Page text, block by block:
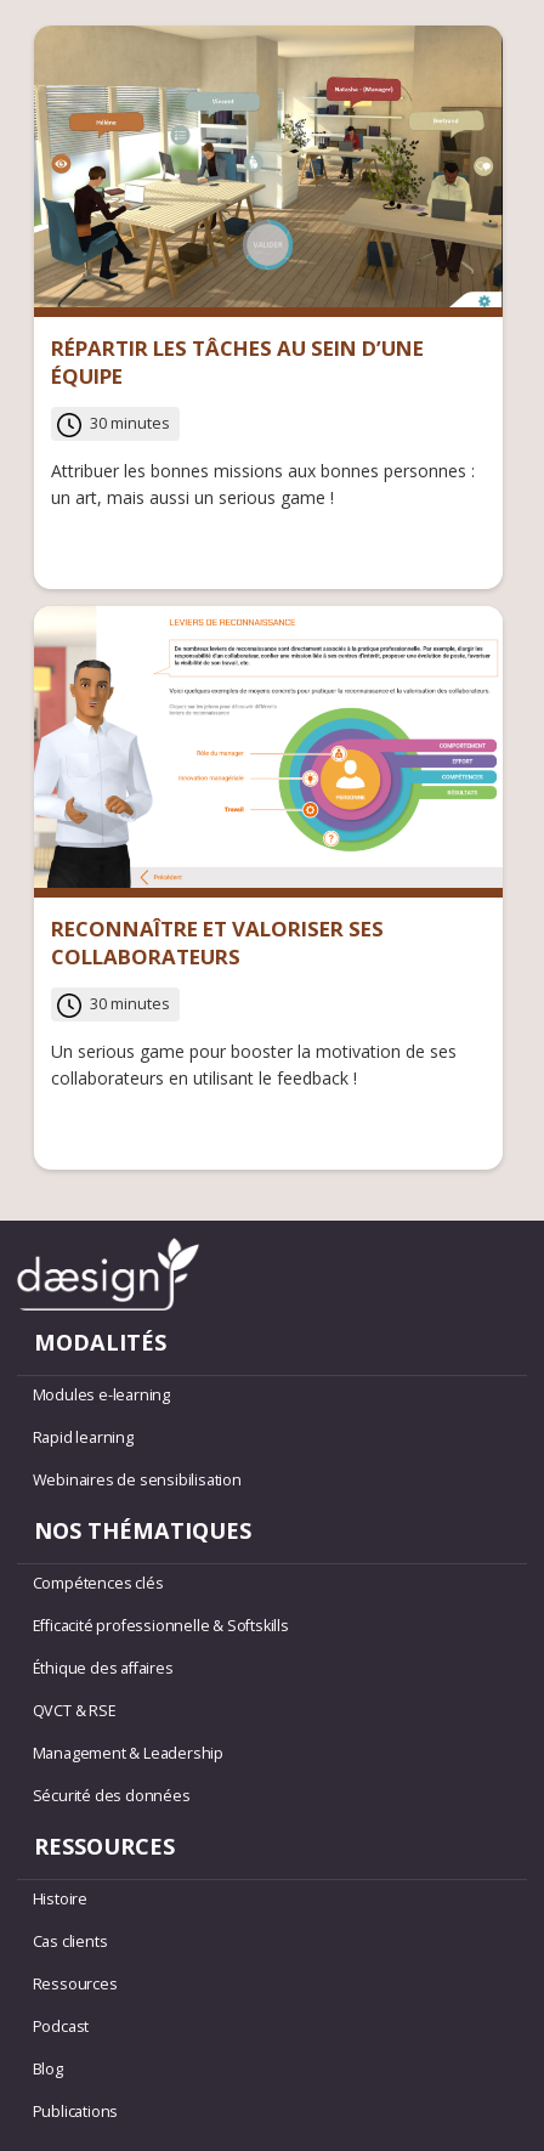
RÉPARTIR LES TÂCHES AU SEIN D’UNE
ÉQUIPE
30 minutes
Attribuer les bonnes missions aux bonnes personnes :
un art, mais aussi un serious game !
RECONNAÎTRE ET VALORISER SES
COLLABORATEURS
30 minutes
Un serious game pour booster la motivation de ses
collaborateurs en utilisant le feedback !
MODALITÉS
Modules e-learning
Rapid learning
Webinaires de sensibilisation
NOS THÉMATIQUES
Compétences clés
Efficacité professionnelle & Softskills
Éthique des affaires
QVCT & RSE
Management & Leadership
Sécurité des données
RESSOURCES
Histoire
Cas clients
Ressources
Podcast
Blog
Publications